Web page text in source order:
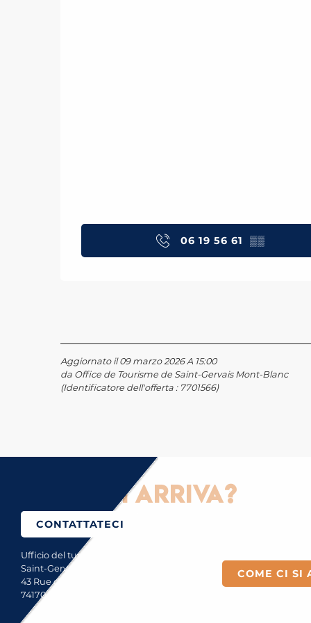
06 19 56 61 ▒▒
Aggiornato il 09 marzo 2026 A 15:00
da Office de Tourisme de Saint-Gervais Mont-Blanc
(Identificatore dell'offerta : 7701566)
ci si arriva?
CONTATTATECI
Ufficio del turismo di
Saint-Gervais Mont-Blanc
43 Rue du Mont-Blanc
74170 Saint-Gervais
COME CI SI